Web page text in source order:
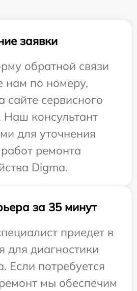
заявки
обратной связи
нам по номеру,
сайте сервисного
Наш консультант
для уточнения
ремонта
Digma.
за 35 минут
приедет в
для диагностики
Если потребуется
мы обеспечим